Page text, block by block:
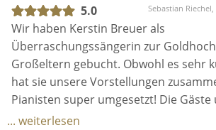
passt. Die Organisation und der
absolut zuverlässig und reibungslos,
am großen Tag um nichts kümmern
jegliches Equipment gesorgt war. Wir
wie Kerstin die Trauung durch ihre
ausdrucksstarke Stimme zu etwas
gemacht hat und damit nicht nur uns
5.0
Sebastian
Wir haben Kerstin Breuer als
Überraschungssängerin zur
Großeltern gebucht. Obwohl es sehr
hat sie unsere Vorstellungen
Pianisten super umgesetzt! Die
auch meine Großeltern waren
... weiterlesen